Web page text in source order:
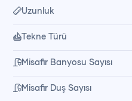
atmosferinde keyif
Yemek ve içecekler fiyata
içecekleri misafirler getirir.
Uzunluk
Tekne Türü
Misafir Banyosu Sayısı
Misafir Duş Sayısı